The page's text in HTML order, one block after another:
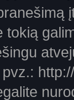
tokią